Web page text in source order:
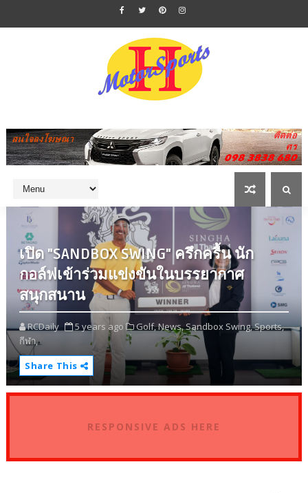
เปิด "SANDBOX SWING" ครึกครื้น นัก
กอล์ฟเข้าร่วมแข่งขันในบรรยากาศ
สนุกสนาน
RCDaily 5 years ago Golf,News,Sandbox Swing,Sports,
กีฬา,
Share This
RESPONSIVE ADS HERE